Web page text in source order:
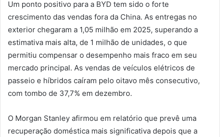
Um ponto positivo para a BYD tem sido o forte
crescimento das vendas fora da China. As entregas no
exterior chegaram a 1,05 milhão em 2025, superando a
estimativa mais alta, de 1 milhão de unidades, o que
permitiu compensar o desempenho mais fraco em seu
mercado principal. As vendas de veículos elétricos de
passeio e híbridos caíram pelo oitavo mês consecutivo,
com tombo de 37,7% em dezembro.
O Morgan Stanley afirmou em relatório que prevê uma
recuperação doméstica mais significativa depois que a